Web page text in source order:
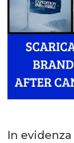
In evidenza